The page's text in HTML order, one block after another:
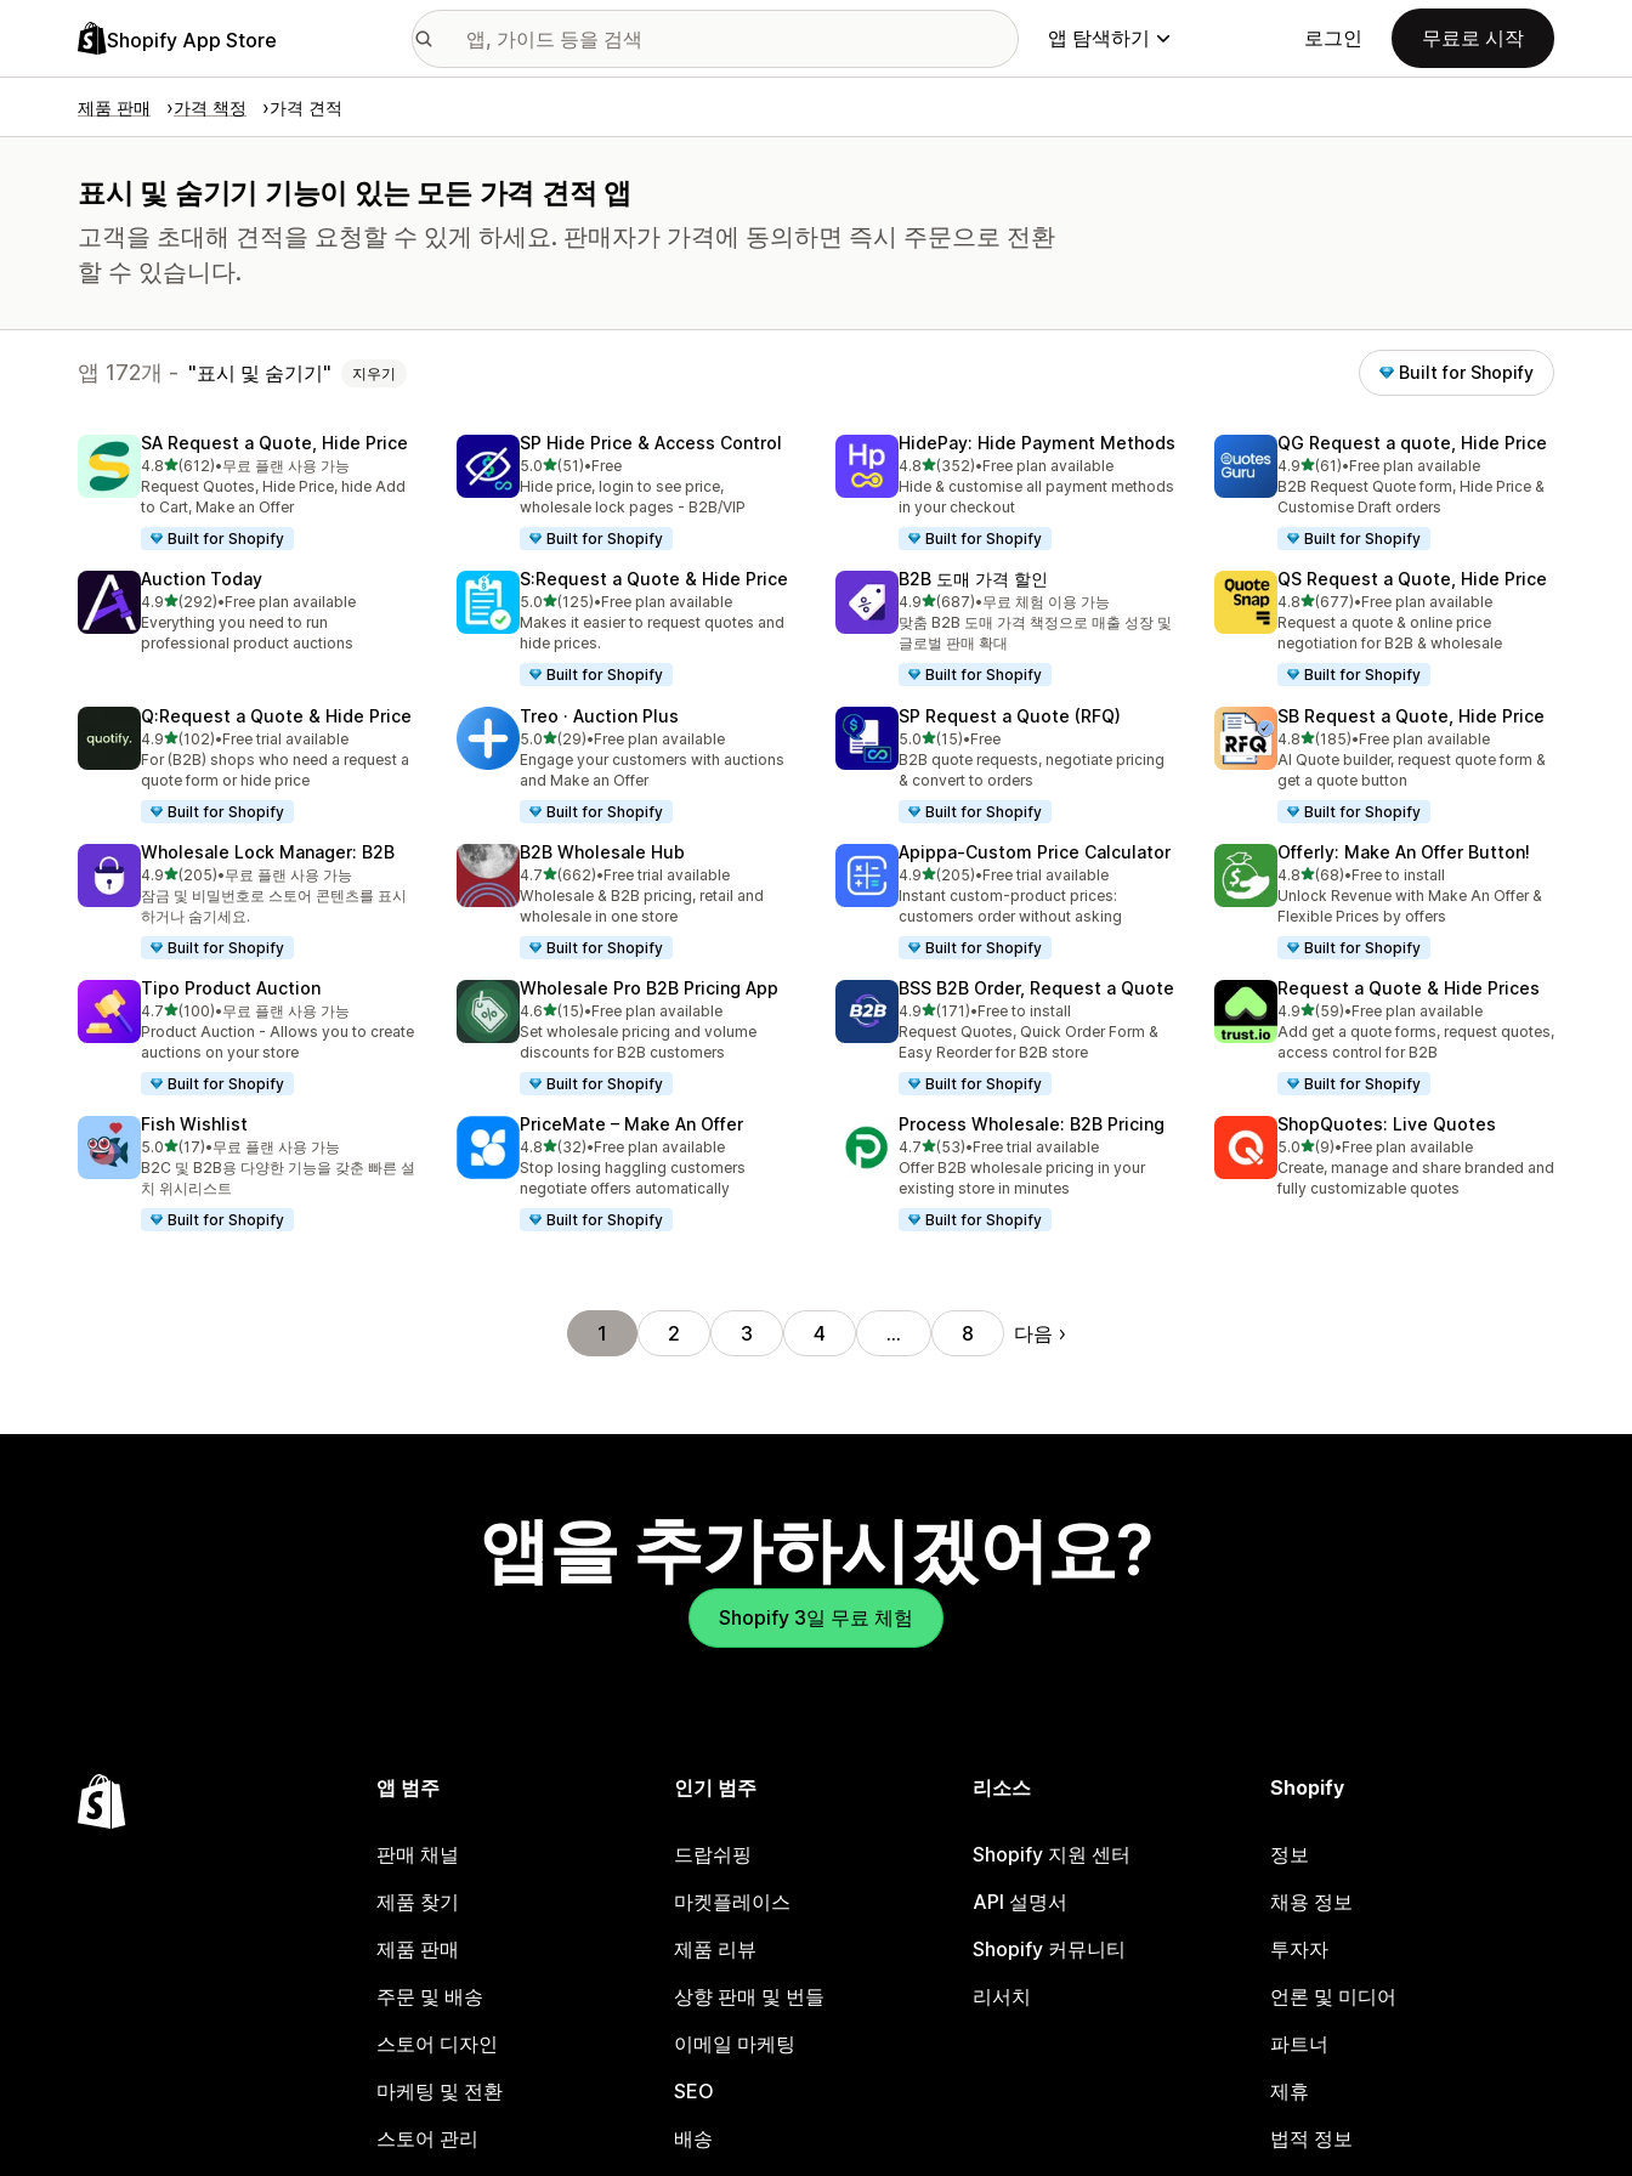
Shopify App Store 앱 탐색하기 로그인 무료로 시작
제품 판매 가격 책정 가격 견적
표시 및 숨기기 기능이 있는 모든 가격 견적 앱
고객을 초대해 견적을 요청할 수 있게 하세요. 판매자가 가격에 동의하면 즉시 주문으로 전환
할 수 있습니다.
앱 172개 - 표시 및 숨기기 지우기 Built for Shopify
SA Request a Quote, Hide Price
4.8별 5개 중
(612)
총 리뷰 612개
•무료 플랜 사용 가능
Request Quotes, Hide Price, hide Add
to Cart, Make an Offer
Built for Shopify
SP Hide Price & Access Control
5.0별 5개 중
(51)
총 리뷰 51개
•Free
Hide price, login to see price,
wholesale lock pages - B2B/VIP
Built for Shopify
HidePay: Hide Payment Methods
4.8별 5개 중
(352)
총 리뷰 352개
•Free plan available
Hide & customise all payment methods
in your checkout
Built for Shopify
QG Request a quote, Hide Price
4.9별 5개 중
(61)
총 리뷰 61개
•Free plan available
B2B Request Quote form, Hide Price &
Customise Draft orders
Built for Shopify
Auction Today
4.9별 5개 중
(292)
총 리뷰 292개
•Free plan available
Everything you need to run
professional product auctions
S:Request a Quote & Hide Price
5.0별 5개 중
(125)
총 리뷰 125개
•Free plan available
Makes it easier to request quotes and
hide prices.
Built for Shopify
B2B 도매 가격 할인
4.9별 5개 중
(687)
총 리뷰 687개
•무료 체험 이용 가능
맞춤 B2B 도매 가격 책정으로 매출 성장 및
글로벌 판매 확대
Built for Shopify
QS Request a Quote, Hide Price
4.8별 5개 중
(677)
총 리뷰 677개
•Free plan available
Request a quote & online price
negotiation for B2B & wholesale
Built for Shopify
Q:Request a Quote & Hide Price
4.9별 5개 중
(102)
총 리뷰 102개
•Free trial available
For (B2B) shops who need a request a
quote form or hide price
Built for Shopify
Treo · Auction Plus
5.0별 5개 중
(29)
총 리뷰 29개
•Free plan available
Engage your customers with auctions
and Make an Offer
Built for Shopify
SP Request a Quote (RFQ)
5.0별 5개 중
(15)
총 리뷰 15개
•Free
B2B quote requests, negotiate pricing
& convert to orders
Built for Shopify
SB Request a Quote, Hide Price
4.8별 5개 중
(185)
총 리뷰 185개
•Free plan available
AI Quote builder, request quote form &
get a quote button
Built for Shopify
Wholesale Lock Manager: B2B
4.9별 5개 중
(205)
총 리뷰 205개
•무료 플랜 사용 가능
잠금 및 비밀번호로 스토어 콘텐츠를 표시
하거나 숨기세요.
Built for Shopify
B2B Wholesale Hub
4.7별 5개 중
(662)
총 리뷰 662개
•Free trial available
Wholesale & B2B pricing, retail and
wholesale in one store
Built for Shopify
Apippa‑Custom Price Calculator
4.9별 5개 중
(205)
총 리뷰 205개
•Free trial available
Instant custom-product prices:
customers order without asking
Built for Shopify
Offerly: Make An Offer Button!
4.8별 5개 중
(68)
총 리뷰 68개
•Free to install
Unlock Revenue with Make An Offer &
Flexible Prices by offers
Built for Shopify
Tipo Product Auction
4.7별 5개 중
(100)
총 리뷰 100개
•무료 플랜 사용 가능
Product Auction - Allows you to create
auctions on your store
Built for Shopify
Wholesale Pro B2B Pricing App
4.6별 5개 중
(15)
총 리뷰 15개
•Free plan available
Set wholesale pricing and volume
discounts for B2B customers
Built for Shopify
BSS B2B Order, Request a Quote
4.9별 5개 중
(171)
총 리뷰 171개
•Free to install
Request Quotes, Quick Order Form &
Easy Reorder for B2B store
Built for Shopify
Request a Quote & Hide Prices
4.9별 5개 중
(59)
총 리뷰 59개
•Free plan available
Add get a quote forms, request quotes,
access control for B2B
Built for Shopify
Fish Wishlist
5.0별 5개 중
(17)
총 리뷰 17개
•무료 플랜 사용 가능
B2C 및 B2B용 다양한 기능을 갖춘 빠른 설
치 위시리스트
Built for Shopify
PriceMate – Make An Offer
4.8별 5개 중
(32)
총 리뷰 32개
•Free plan available
Stop losing haggling customers
negotiate offers automatically
Built for Shopify
Process Wholesale: B2B Pricing
4.7별 5개 중
(53)
총 리뷰 53개
•Free trial available
Offer B2B wholesale pricing in your
existing store in minutes
Built for Shopify
ShopQuotes: Live Quotes
5.0별 5개 중
(9)
총 리뷰 9개
•Free plan available
Create, manage and share branded and
fully customizable quotes
1 2 3 4 … 8 다음
앱을 추가하시겠어요?
Shopify 3일 무료 체험
앱 범주
판매 채널
제품 찾기
제품 판매
주문 및 배송
스토어 디자인
마케팅 및 전환
스토어 관리
인기 범주
드랍쉬핑
마켓플레이스
제품 리뷰
상향 판매 및 번들
이메일 마케팅
SEO
배송
리소스
Shopify 지원 센터
API 설명서
Shopify 커뮤니티
리서치
Shopify
정보
채용 정보
투자자
언론 및 미디어
파트너
제휴
법적 정보